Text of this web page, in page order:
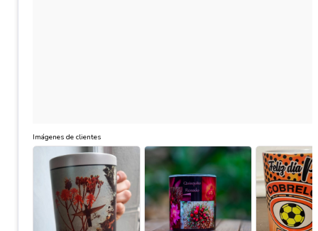
Imágenes de clientes